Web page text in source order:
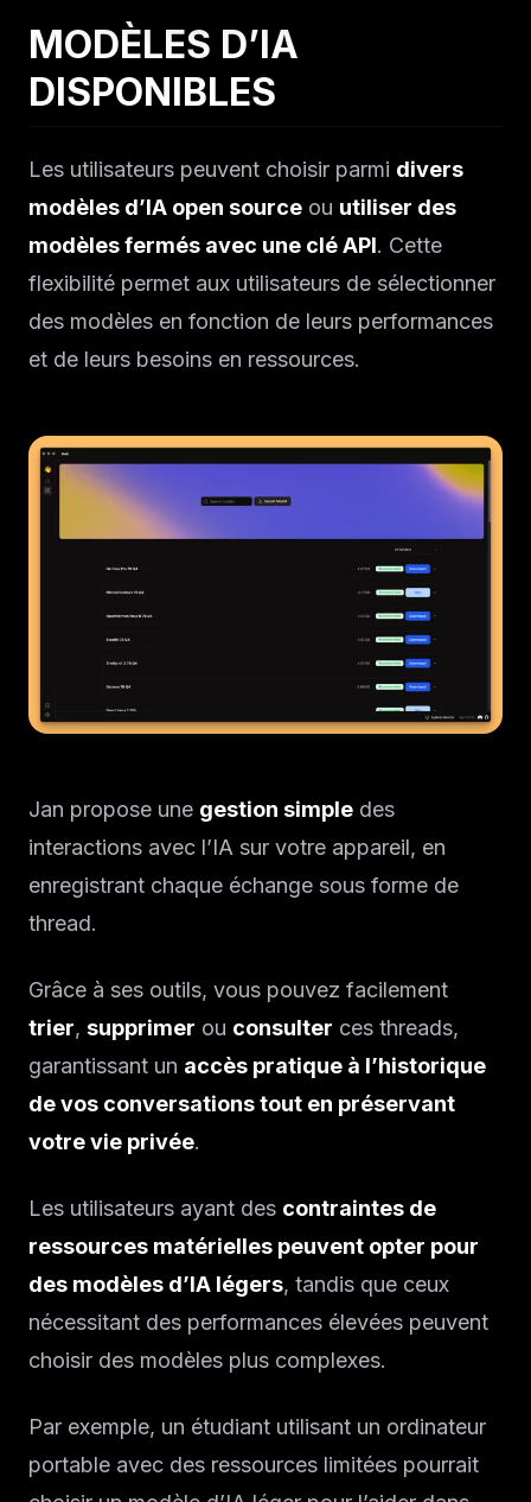
MODÈLES D’IA
DISPONIBLES
Les utilisateurs peuvent choisir parmi divers
modèles d’IA open source ou utiliser des
modèles fermés avec une clé API. Cette
flexibilité permet aux utilisateurs de sélectionner
des modèles en fonction de leurs performances
et de leurs besoins en ressources.
Jan propose une gestion simple des
interactions avec l’IA sur votre appareil, en
enregistrant chaque échange sous forme de
thread.
Grâce à ses outils, vous pouvez facilement
trier, supprimer ou consulter ces threads,
garantissant un accès pratique à l’historique
de vos conversations tout en préservant
votre vie privée.
Les utilisateurs ayant des contraintes de
ressources matérielles peuvent opter pour
des modèles d’IA légers, tandis que ceux
nécessitant des performances élevées peuvent
choisir des modèles plus complexes.
Par exemple, un étudiant utilisant un ordinateur
portable avec des ressources limitées pourrait